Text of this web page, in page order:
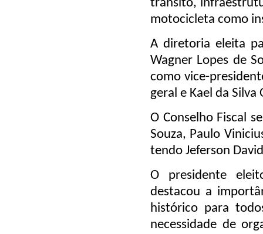
trânsito,
motocicleta como
A diretoria eleita
Wagner Lopes de
como vice-
geral e Kael da
O Conselho Fiscal
Souza, Paulo
tendo Jeferson
O presidente
destacou a
histórico para
necessidade de